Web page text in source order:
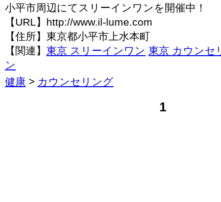
小平市周辺にてスリーインワンを開催中！
【URL】http://www.il-lume.com
【住所】東京都小平市上水本町
【関連】 東京 スリーインワン 東京 カウンセ
ン
健康 > カウンセリング
1